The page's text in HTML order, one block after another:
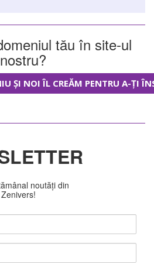
tău în site-ul
nostru?
ȘI NOI ÎL CREĂM PENTRU A-ȚI
noutăți din
Zenivers!